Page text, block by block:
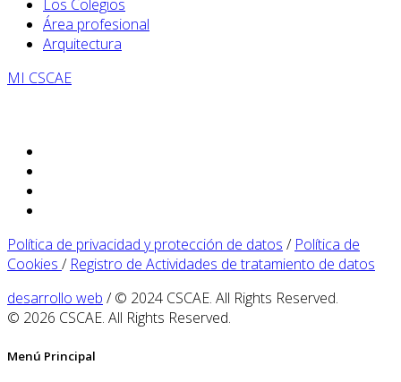
Los Colegios
Área profesional
Arquitectura
MI CSCAE
Política de privacidad y protección de datos / Política de
Cookies / Registro de Actividades de tratamiento de datos
desarrollo web / © 2024 CSCAE. All Rights Reserved.
© 2026 CSCAE. All Rights Reserved.
Menú Principal